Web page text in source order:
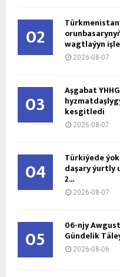
02 wagtlaýyn
2026-08-07
03 Aşgabat
kesgitledi
2026-08-07
04 Türkiýede
daşary ýurtly
2...
2026-08-07
05 06-njy
Gündelik
2026-08-06